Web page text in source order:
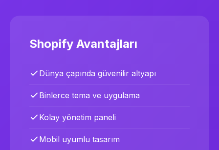
Shopify Avantajları
Dünya çapında güvenilir altyapı
Binlerce tema ve uygulama
Kolay yönetim paneli
Mobil uyumlu tasarım